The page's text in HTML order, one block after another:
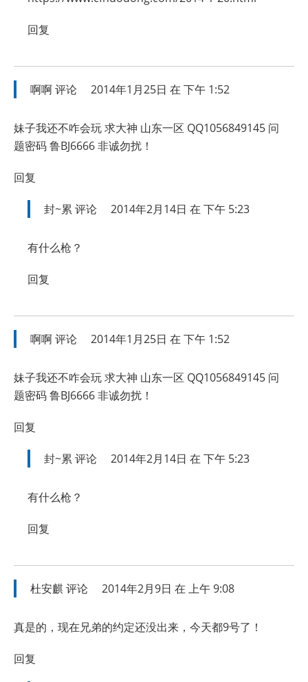
回复
啊啊评论 2014年1月25日 在 下午 1:52
妹子我还不咋会玩 求大神 山东一区 QQ1056849145 问
题密码 鲁BJ6666 非诚勿扰！
回复
封~累评论 2014年2月14日 在 下午 5:23
有什么枪？
回复
啊啊评论 2014年1月25日 在 下午 1:52
妹子我还不咋会玩 求大神 山东一区 QQ1056849145 问
题密码 鲁BJ6666 非诚勿扰！
回复
封~累评论 2014年2月14日 在 下午 5:23
有什么枪？
回复
杜安麒 评论 2014年2月9日 在 上午 9:08
真是的，现在兄弟的约定还没出来，今天都9号了！
回复